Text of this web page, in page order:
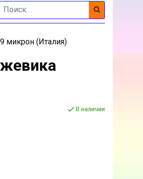
микрон (Италия)
В наличии